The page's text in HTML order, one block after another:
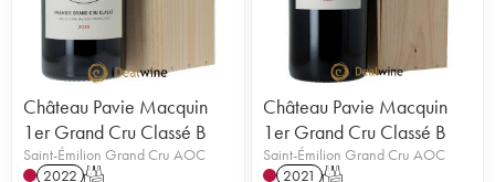
Château Pavie Macquin
1er Grand Cru Classé B
Saint-Émilion Grand Cru AOC
2022 T
Château Pavie Macquin
1er Grand Cru Classé B
Saint-Émilion Grand Cru AOC
2021 T